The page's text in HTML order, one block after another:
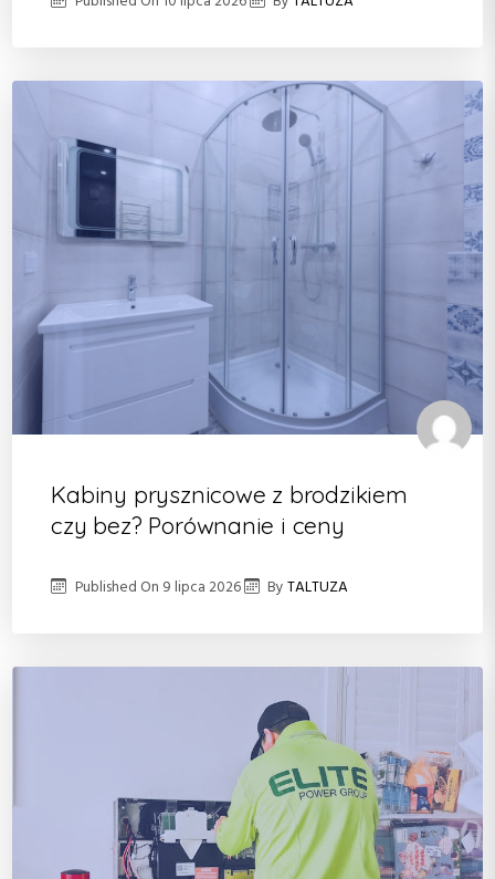
Kabiny prysznicowe z brodzikiem
czy bez? Porównanie i ceny
Published On 9 lipca 2026 ByTALTUZA